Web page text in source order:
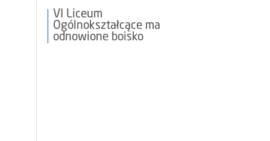
VI Liceum
Ogólnokształcące ma
odnowione boisko